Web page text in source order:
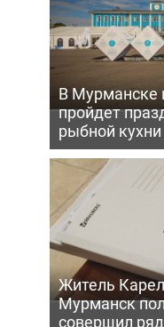
В Мурманске
пройдет
рыбной кухни
Житель
Мурманск
совершил